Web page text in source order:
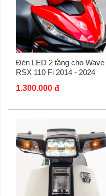
Đèn LED 2 tầng cho Wave
RSX 110 Fi 2014 - 2024
1.300.000 đ